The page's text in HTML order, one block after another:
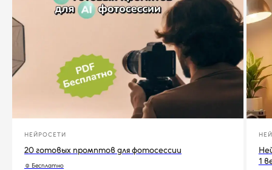
НЕЙРОСЕТИ
20 готовых промптов для фотосессии
☺ Бесплатно
1